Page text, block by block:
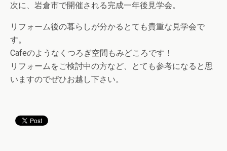
次に、岩倉市で開催される完成一年後見学会。
リフォーム後の暮らしが分かるとても貴重な見学会で
す。
Cafeのようなくつろぎ空間もみどころです！
リフォームをご検討中の方など、とても参考になると思
いますのでぜひお越し下さい。